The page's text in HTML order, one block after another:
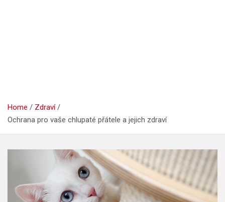
Home
Zdraví
Ochrana pro vaše chlupaté přátele a jejich zdraví